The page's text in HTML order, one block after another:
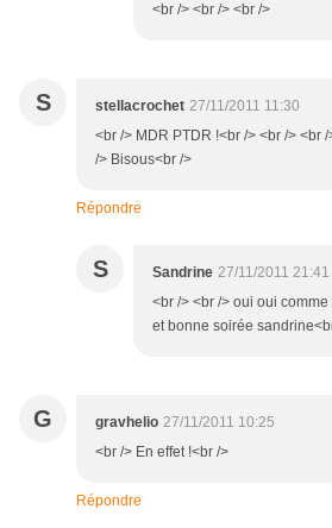
<br /> <br /> <br />
S stellacrochet 27/11/2011 11:30
<br /> MDR PTDR !<br /> <br /> <br
/> Bisous<br />
Répondre
S Sandrine 27/11/2011 21:41
<br /> <br /> oui oui
et bonne soirée
G gravhelio 27/11/2011 10:25
<br /> En effet !<br />
Répondre